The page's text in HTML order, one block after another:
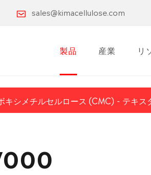
sales@kimacellulose.com
製品 産業 リ
キシメチルセルロース (CMC) テキス